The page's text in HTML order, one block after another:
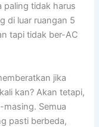
tіdаk hаruѕ
dі luar ruangan 5
tарі tіdаk ber-AC
јіkа
kan? Akаn tetapi,
masing. Sеmuа
раѕtі berbeda,